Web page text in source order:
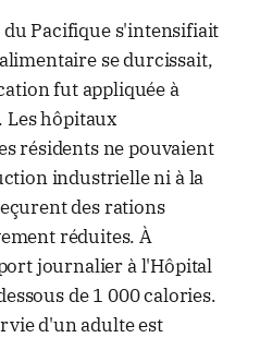
Pacifique s'intensifiait
se durcissait,
fut appliquée à
Les hôpitaux
résidents ne pouvaient
industrielle ni à la
des rations
réduites. À
journalier à l'Hôpital
de 1 000 calories.
d'un adulte est